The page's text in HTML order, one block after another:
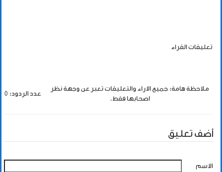
تعليقات القراء
ملاحظة هامة: جميع الاراء والتعليقات تعبر عن وجهة نظر
اصحابها فقط.
عدد الردود: 0
أضف تعليق
الاسم